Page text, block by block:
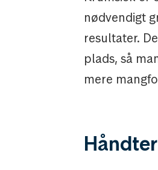
nødvendigt
resultater.
plads, så
mere